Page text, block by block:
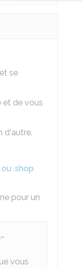
se
et de vous
d'autre.
.shop
pour un
vous